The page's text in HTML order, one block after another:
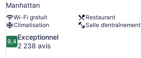
Manhattan
Wi-Fi gratuit
Restaurant
Climatisation
Salle d’entraînement
9.4
sur
9,4
Exceptionnel
2 238 avis